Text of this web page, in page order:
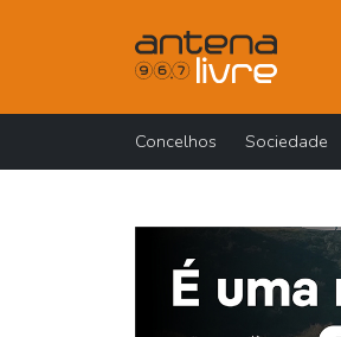
Concelhos Sociedade